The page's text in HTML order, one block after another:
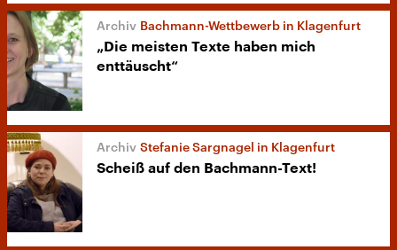
Bachmann-Wettbewerb in Klagenfurt
„Die meisten Texte haben mich
enttäuscht“
Stefanie Sargnagel in Klagenfurt
Scheiß auf den Bachmann-Text!